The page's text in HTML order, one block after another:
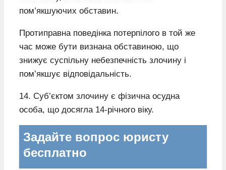
пом’якшуючих обставин.
Протиправна поведінка потерпілого в той же
час може бути визнана обставиною, що
знижує суспільну небезпечність злочину і
пом’якшує відповідальність.
14. Суб’єктом злочину є фізична осудна
особа, що досягла 14-річного віку.